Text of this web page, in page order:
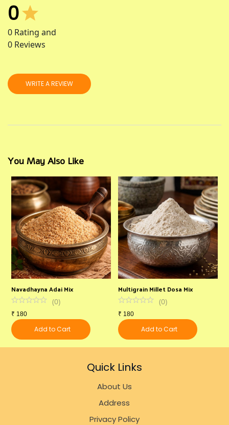
0
0 Rating and
0 Reviews
WRITE A REVIEW
You May Also Like
Navadhayna Adai Mix
(0)
₹ 180
Add to Cart
Multigrain Millet Dosa Mix
(0)
₹ 180
Add to Cart
Quick Links
About Us
Address
Privacy Policy